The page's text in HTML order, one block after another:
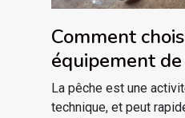
Comment
équipement
débutants
La pêche est une
technique, et peut